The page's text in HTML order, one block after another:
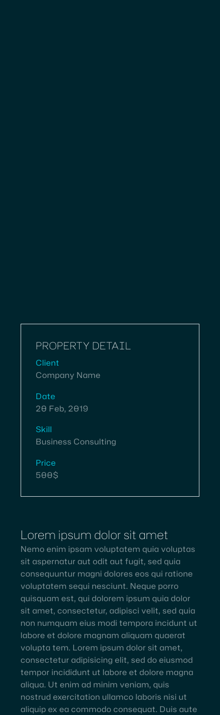
PROPERTY DETAIL
Client
Company Name
Date
20 Feb, 2019
Skill
Business Consulting
Price
500$
Lorem ipsum dolor sit amet
Nemo enim ipsam voluptatem quia voluptas
sit aspernatur aut odit aut fugit, sed quia
consequuntur magni dolores eos qui ratione
voluptatem sequi nesciunt. Neque porro
quisquam est, qui dolorem ipsum quia dolor
sit amet, consectetur, adipisci velit, sed quia
non numquam eius modi tempora incidunt ut
labore et dolore magnam aliquam quaerat
volupta tem. Lorem ipsum dolor sit amet,
consectetur adipisicing elit, sed do eiusmod
tempor incididunt ut labore et dolore magna
aliqua. Ut enim ad minim veniam, quis
nostrud exercitation ullamco laboris nisi ut
aliquip ex ea commodo consequat. Duis aute